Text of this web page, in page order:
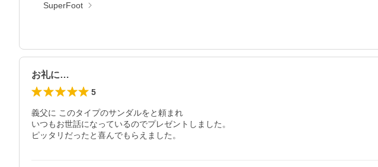
SuperFoot
お礼に…
5
義父に このタイプのサンダルをと頼まれ
いつもお世話になっているのでプレゼントしました。
ピッタリだったと喜んでもらえました。